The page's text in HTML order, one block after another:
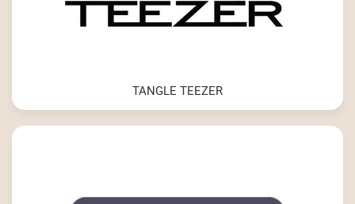
TANGLE TEEZER